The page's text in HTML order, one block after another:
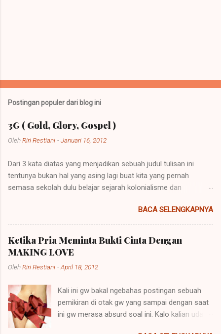
Postingan populer dari blog ini
3G ( Gold, Glory, Gospel )
OlehRiri Restiani -Januari 16, 2012
Dari 3 kata diatas yang menjadikan sebuah judul tulisan ini
tentunya bukan hal yang asing lagi buat kita yang pernah
semasa sekolah dulu belajar sejarah kolonialisme dan
bentuk kalimat yang mempunyai penjelasan yang berbeda
namun pada prinsipnya mempunyai maksud yang sama.
Imperialisme ialah sebuah kebijakan di mana sebuah negara
besar dapat memegang kendali atau pemerintahan atas daerah
lain agar negara itu bisa dipelihara atau berkembang. Sebuah
contoh imperialisme terjadi saat negara-negara itu
imperialisme berasal dari kata Latin "imperare" yang artinya
"memerintah". Hak untuk memerintah (imperare) disebut
"imperium". Orang yang diberi hak itu (diberi imperium) disebut
"imperator". Yang lazimnya diberi imperium itu ialah raja, dan
BACA SELENGKAPNYA
Ketika Pria Meminta Bukti Cinta Dengan
MAKING LOVE
OlehRiri Restiani -April 18, 2012
Kali ini gw bakal ngebahas postingan sebuah
pemikiran di otak gw yang sampai dengan saat
ini gw merasa absurd soal ini. Kalo kalian udah